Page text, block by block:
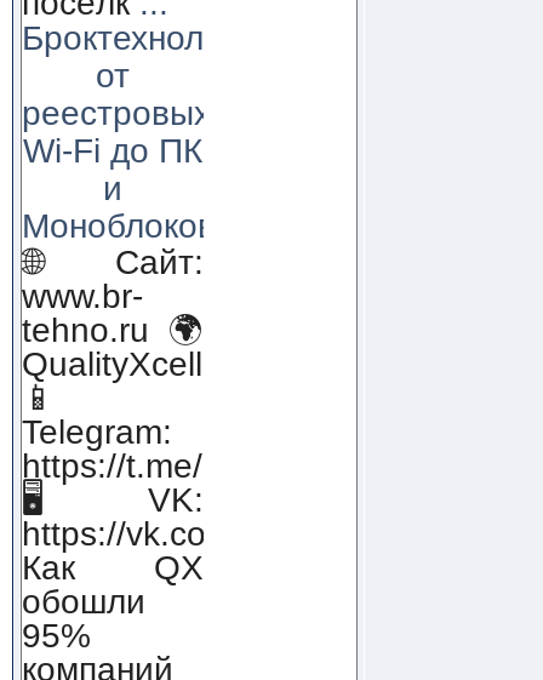
Броктехнолоджи:
от
реестровых
Wi-Fi до ПК
и
Моноблоков!
🌐 Сайт:
www.br-
tehno.ru 🌍
QualityXcellence.ru
📱
Telegram:
https://t.me/qx_lab_IT
🖥 VK:
https://vk.com/qualityxcellenc
Как QX
обошли
95%
компаний